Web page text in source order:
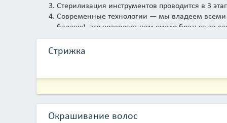
Стерилизация инструментов проводится в 3
Современные технологии — мы владеем
балаяж), это позволяет нам смело браться за
Стрижка
Окрашивание волос